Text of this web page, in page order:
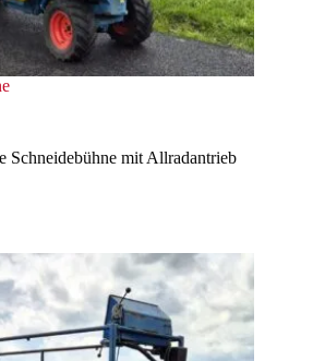
Schneidebühne mit Allradantrieb